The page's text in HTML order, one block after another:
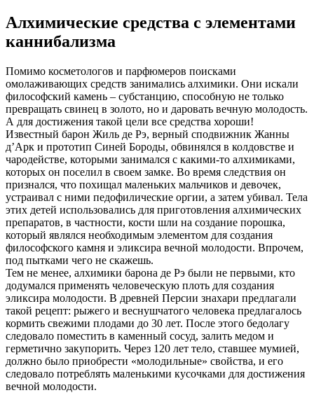
Алхимические средства с элементами
каннибализма
Помимо косметологов и парфюмеров поисками
омолаживающих средств занимались алхимики. Они искали
философский камень – субстанцию, способную не только
превращать свинец в золото, но и даровать вечную молодость.
А для достижения такой цели все средства хороши!
Известный барон Жиль де Рэ, верный сподвижник Жанны
д’Арк и прототип Синей Бороды, обвинялся в колдовстве и
чародействе, которыми занимался с какими-то алхимиками,
которых он поселил в своем замке. Во время следствия он
признался, что похищал маленьких мальчиков и девочек,
устраивал с ними педофилические оргии, а затем убивал. Тела
этих детей использовались для приготовления алхимических
препаратов, в частности, кости шли на создание порошка,
который являлся необходимым элементом для создания
философского камня и эликсира вечной молодости. Впрочем,
под пытками чего не скажешь.
Тем не менее, алхимики барона де Рэ были не первыми, кто
додумался применять человеческую плоть для создания
эликсира молодости. В древней Персии знахари предлагали
такой рецепт: рыжего и веснушчатого человека предлагалось
кормить свежими плодами до 30 лет. После этого бедолагу
следовало поместить в каменный сосуд, залить медом и
герметично закупорить. Через 120 лет тело, ставшее мумией,
должно было приобрести «молодильные» свойства, и его
следовало потреблять маленькими кусочками для достижения
вечной молодости.